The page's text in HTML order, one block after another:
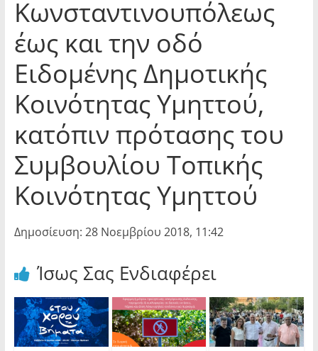
Κωνσταντινουπόλεως
έως και την οδό
Ειδομένης Δημοτικής
Κοινότητας Υμηττού,
κατόπιν πρότασης του
Συμβουλίου Τοπικής
Κοινότητας Υμηττού
Δημοσίευση: 28 Νοεμβρίου 2018, 11:42
Ίσως Σας Ενδιαφέρει